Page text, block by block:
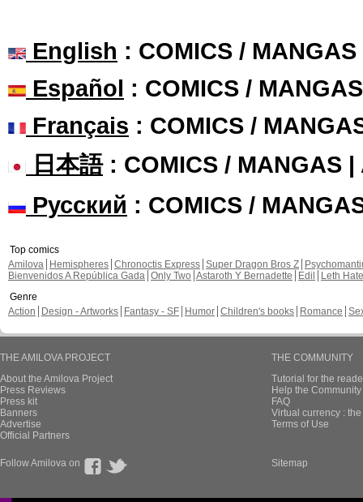
English : COMICS /
Español : COMICS /
Français : COMICS /
日本語: COMICS / MANGAS |
Русский : COMICS /
Top comics
Amilova
Hemispheres Chronoctis Express Super Dragon Bros Z
Bienvenidos A República Gada Only Two Astaroth Y Bernadette Edil
Leth Hate
Genre
Action
Design - Artworks Fantasy - SF Humor Children's books Romance
THE AMILOVA PROJECT
About the Amilova Project
Press Reviews
Press kit
Banners
Advertise
Official Partners
THE COMMUNITY
Tutorial for the
Help the
FAQ
Virtual currency :
Terms of Use
Follow Amilova on Sitemap